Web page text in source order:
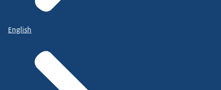
English